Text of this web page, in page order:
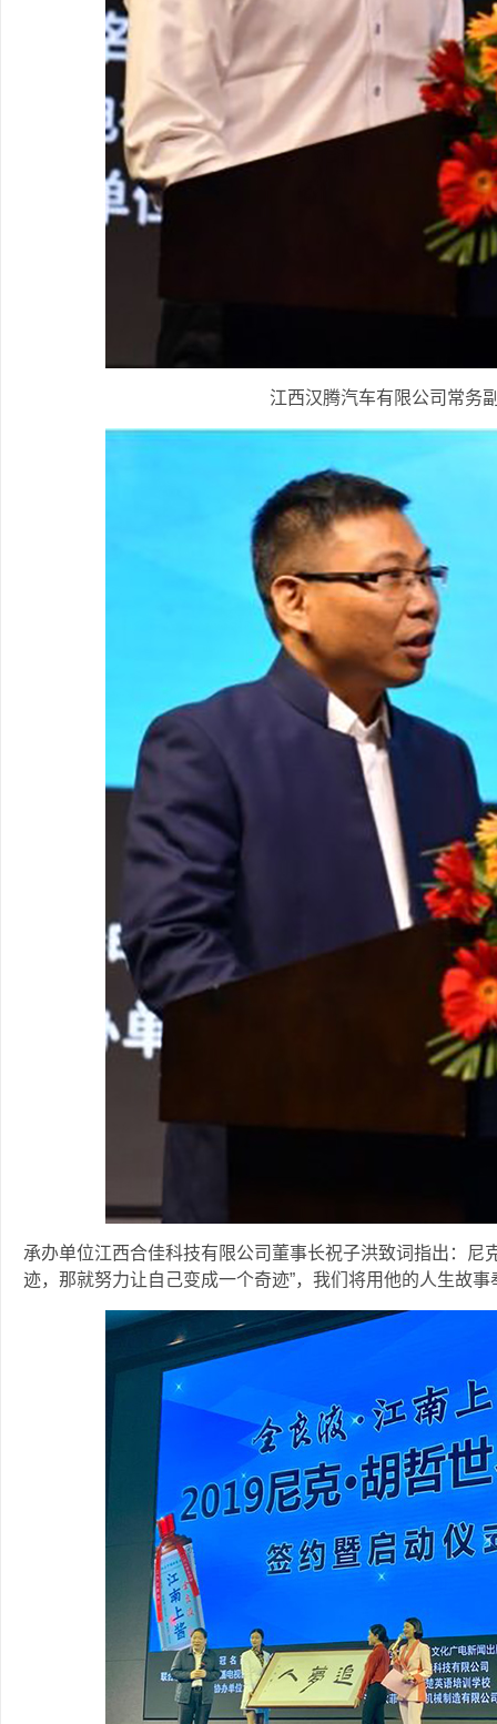
江西汉腾汽车有限公司常务
承办单位江西合佳科技有限公司董事长祝子洪致词指出：尼
迹，那就努力让自己变成一个奇迹”，我们将用他的人生故